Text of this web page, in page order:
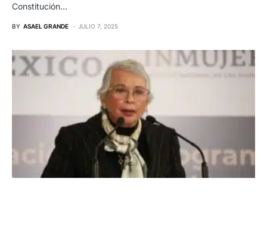
Constitución…
BY ASAEL GRANDE JULIO 7, 2025